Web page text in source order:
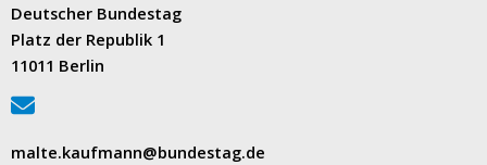
Deutscher Bundestag
Platz der Republik 1
11011 Berlin
malte.kaufmann@bundestag.de